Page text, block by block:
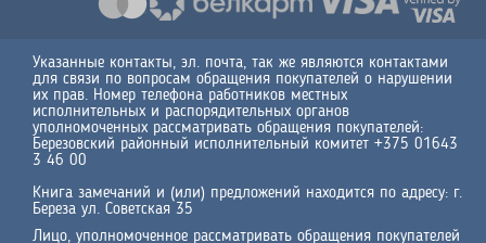
Указанные контакты, эл. почта, так же являются контактами
для связи по вопросам обращения покупателей о нарушении
их прав. Номер телефона работников местных
исполнительных и распорядительных органов
уполномоченных рассматривать обращения покупателей:
Березовский районный исполнительный комитет +375 01643
3 46 00
Книга замечаний и (или) предложений находится по адресу: г.
Береза ул. Советская 35
Лицо, уполномоченное рассматривать обращения покупателей